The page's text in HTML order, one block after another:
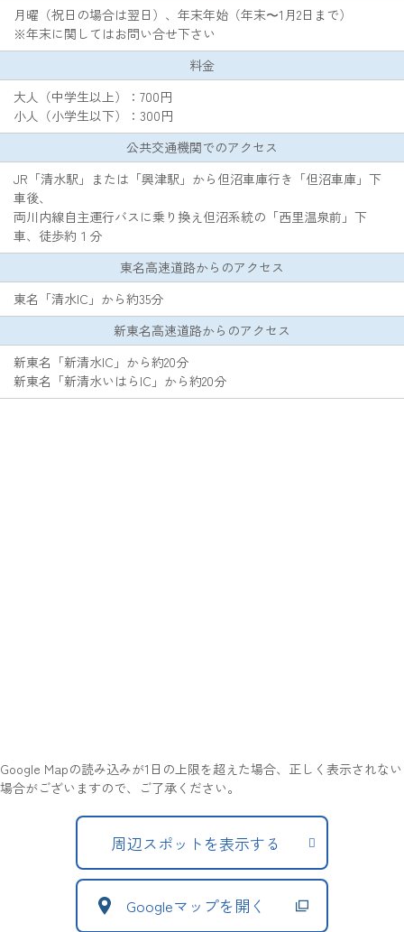
月曜（祝日の場合は翌日）、年末年始（年末〜1月2日まで）
※年末に関してはお問い合せ下さい
料金
大人（中学生以上）：700円
小人（小学生以下）：300円
公共交通機関でのアクセス
JR「清水駅」または「興津駅」から但沼車庫行き「但沼車庫」下
車後、
両川内線自主運行バスに乗り換え但沼系統の「西里温泉前」下
車、徒歩約１分
東名高速道路からのアクセス
東名「清水IC」から約35分
新東名高速道路からのアクセス
新東名「新清水IC」から約20分
新東名「新清水いはらIC」から約20分
Google Mapの読み込みが1日の上限を超えた場合、正しく表示されない
場合がございますので、ご了承ください。
周辺スポットを表示する
Googleマップを開く